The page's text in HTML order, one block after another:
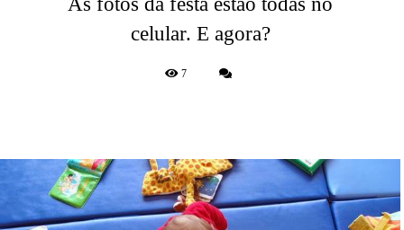
celular. E agora?
7